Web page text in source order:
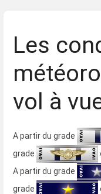
Les
vol à
A partir du grade
grade
A partir du grade
grade